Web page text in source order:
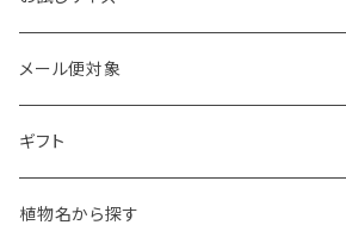
メール便対象
ギフト
植物名から探す